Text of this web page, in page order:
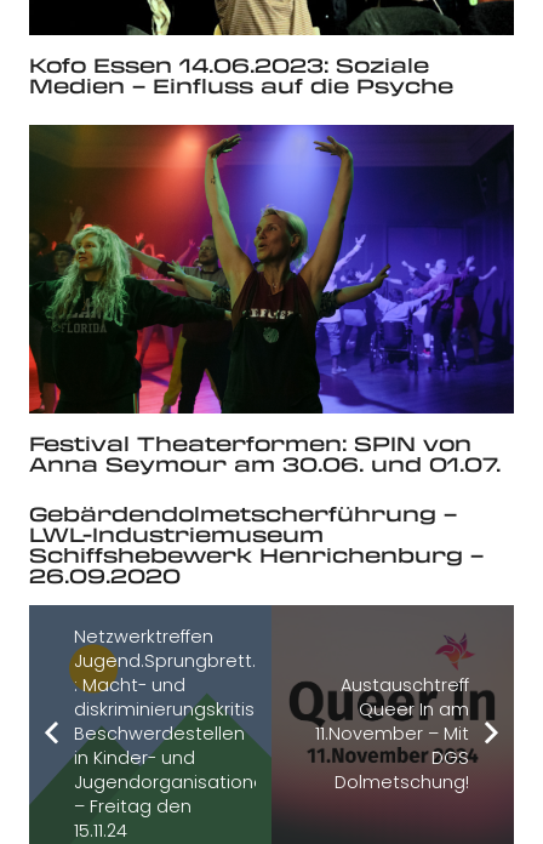
Kofo Essen 14.06.2023: Soziale
Medien – Einfluss auf die Psyche
Festival Theaterformen: SPIN von
Anna Seymour am 30.06. und 01.07.
Gebärdendolmetscherführung –
LWL-Industriemuseum
Schiffshebewerk Henrichenburg –
26.09.2020
Netzwerktreffen
Jugend.Sprungbrett.Kultur
: Macht- und
diskriminierungskritische
Beschwerdestellen
in Kinder- und
Jugendorganisationen
– Freitag den
15.11.24
Austauschtreff
Queer In am
11.November – Mit
DGS
Dolmetschung!